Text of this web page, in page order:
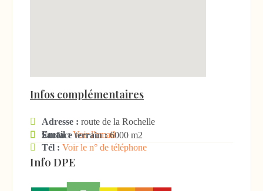
Infos complémentaires
Adresse : route de la Rochelle
Email : Voir l'email
Tél : Voir le n° de téléphone
Surface terrain : 6000 m2
Info DPE